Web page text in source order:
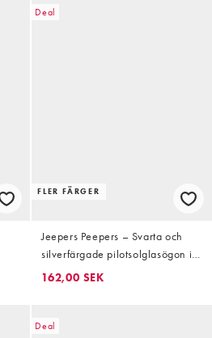
Deal
FLER FÄRGER
Jeepers Peepers – Svarta och
silverfärgade pilotsolglasögon i
metall
162,00 SEK
Deal